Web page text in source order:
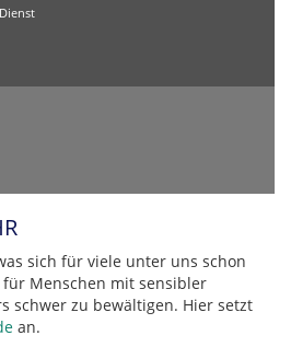
sich für viele unter uns schon
Menschen mit sensibler
schwer zu bewältigen. Hier setzt
an.